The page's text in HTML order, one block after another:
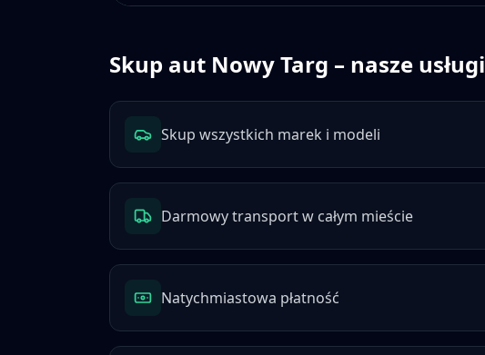
Skup aut Nowy Targ – nasze usługi
Skup wszystkich marek i modeli
Darmowy transport w całym mieście
Natychmiastowa płatność